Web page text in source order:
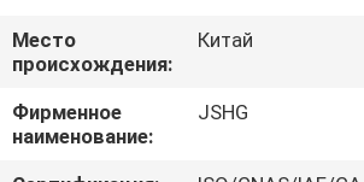
VR
ШОУ
Место
происхождения:
Китай
Фирменное
наименование:
JSHG